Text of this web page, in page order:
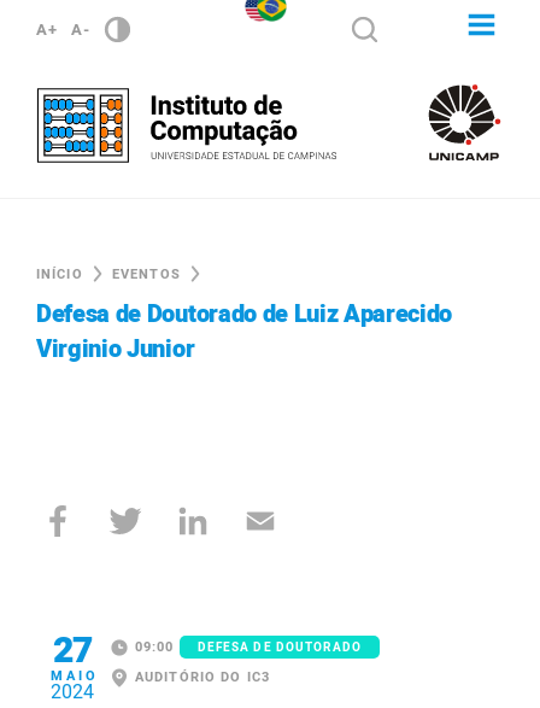
A+ A-
INÍCIO EVENTOS
Defesa de Doutorado de Luiz Aparecido
Virginio Junior
27
MAIO
2024
09:00 DEFESA DE DOUTORADO
AUDITÓRIO DO IC3